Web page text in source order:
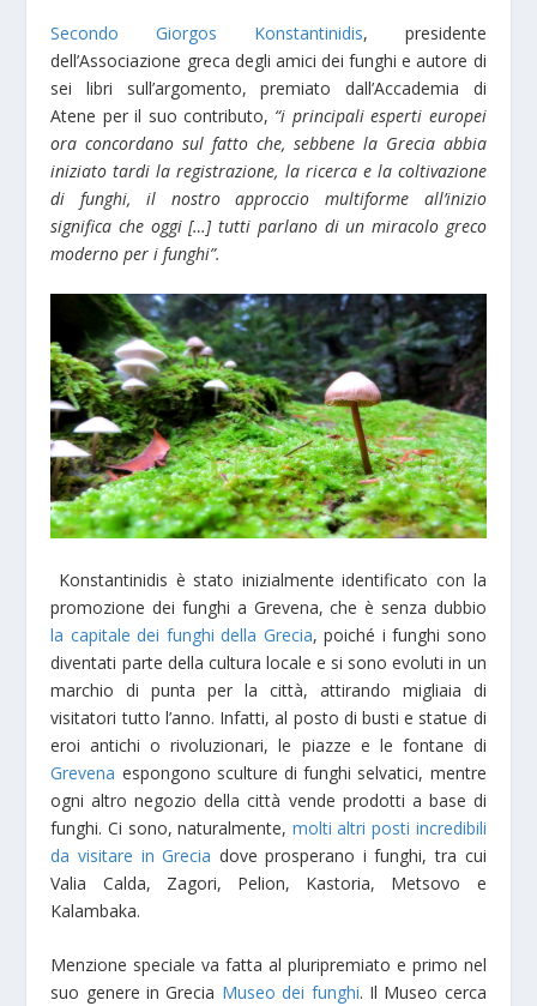
Secondo Giorgos Konstantinidis, presidente
dell’Associazione greca degli amici dei funghi e autore di
sei libri sull’argomento, premiato dall’Accademia di
Atene per il suo contributo, “i principali esperti europei
ora concordano sul fatto che, sebbene la Grecia abbia
iniziato tardi la registrazione, la ricerca e la coltivazione
di funghi, il nostro approccio multiforme all’inizio
significa che oggi […] tutti parlano di un miracolo greco
moderno per i funghi”.
Konstantinidis è stato inizialmente identificato con la
promozione dei funghi a Grevena, che è senza dubbio
la capitale dei funghi della Grecia, poiché i funghi sono
diventati parte della cultura locale e si sono evoluti in un
marchio di punta per la città, attirando migliaia di
visitatori tutto l’anno. Infatti, al posto di busti e statue di
eroi antichi o rivoluzionari, le piazze e le fontane di
Grevena espongono sculture di funghi selvatici, mentre
ogni altro negozio della città vende prodotti a base di
funghi. Ci sono, naturalmente, molti altri posti incredibili
da visitare in Grecia dove prosperano i funghi, tra cui
Valia Calda, Zagori, Pelion, Kastoria, Metsovo e
Kalambaka.
Menzione speciale va fatta al pluripremiato e primo nel
suo genere in Grecia Museo dei funghi. Il Museo cerca